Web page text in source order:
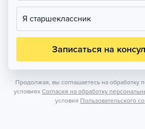
Я старшеклассник
Записаться на
Продолжая, вы соглашаетесь на обработку
условиях Согласия на обработку
условия Пользовательского